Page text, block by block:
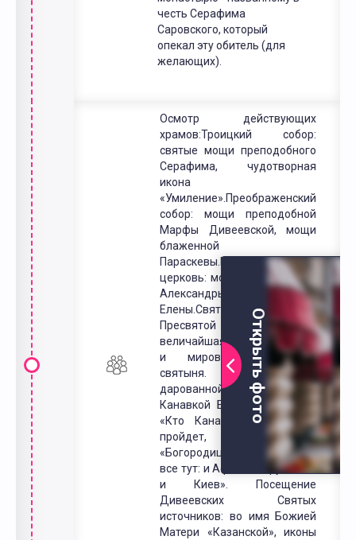
честь Серафима
Саровского, который
опекал эту обитель (для
желающих).
Осмотр действующих
храмов:Троицкий собор:
святые мощи преподобного
Серафима, чудотворная
икона
«Умиление».Преображенский
собор: мощи преподобной
Марфы Дивеевской, мощи
блаженной
Параскевы.Казанская
церковь: мощи преподобных
Александры, Марфы,
Елены.Святая Канавка
Пресвятой Богородицы - это
величайшая дивеевская, да
и мировая вселенская
святыня. О благодати,
дарованной Святой
Канавкой Батюшка говорил:
«Кто Канавку с молитвой
пройдет, да полтораста
«Богородиц» прочтет, тому
все тут: и Афон, и Иерусалим,
и Киев». Посещение
Дивеевских Святых
источников: во имя Божией
Матери «Казанской», иконы
Открыть фото